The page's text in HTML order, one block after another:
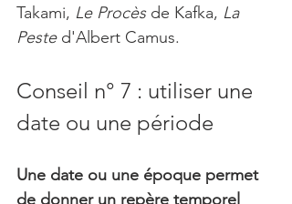
Takami, Le Procès de Kafka, La
Peste d'Albert Camus.
Conseil n° 7 : utiliser une
date ou une période
Une date ou une époque permet
de donner un repère temporel